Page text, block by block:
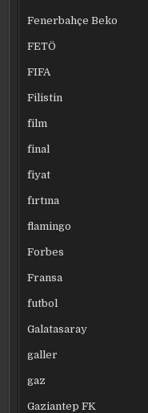
Fenerbahçe Beko
FETÖ
FIFA
Filistin
film
final
fiyat
fırtına
flamingo
Forbes
Fransa
futbol
Galatasaray
galler
gaz
Gaziantep FK